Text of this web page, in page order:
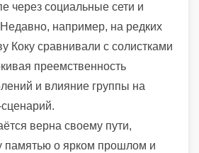
через социальные сети и
например, на редких
Коку сравнивали с солистками
преемственность
и влияние группы на
верна своему пути,
памятью о ярком прошлом и